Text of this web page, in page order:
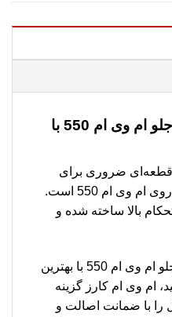
قیمت و خرید دیاق سپر جلو ام وی ام 550 با
دیاق سپر جلو ام وی ام 550 قطعه‌ای ضروری برای
محافظت از سپر جلو در خودروی ام وی ام 550 است.
بالا ساخته شده و
اگر به دنبال خرید دیاق سپر جلو ام وی ام 550 با بهترین
ام وی ام کارز گزینه
با ضمانت اصالت و